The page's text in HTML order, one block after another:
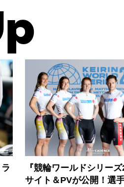
『競輪ワールドシリー
サイト＆PVが公開！選